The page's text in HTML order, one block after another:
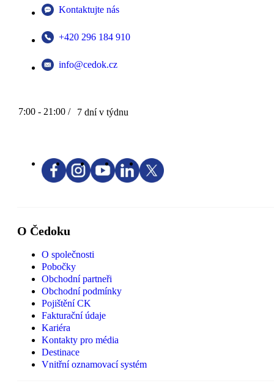
Kontaktujte nás
+420 296 184 910
info@cedok.cz
7:00 - 21:00 / 7 dní v týdnu
O Čedoku
O společnosti
Pobočky
Obchodní partneři
Obchodní podmínky
Pojištění CK
Fakturační údaje
Kariéra
Kontakty pro média
Destinace
Vnitřní oznamovací systém